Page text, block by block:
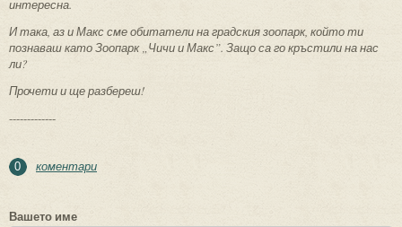
интересна.
И така, аз и Макс сме обитатели на градския зоопарк, който ти
познаваш като Зоопарк „Чичи и Макс”. Защо са го кръстили на нас
ли?
Прочети и ще разбереш!
-------------
0 коментари
Вашето име